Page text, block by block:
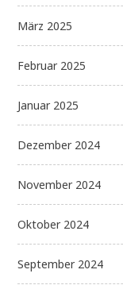
März 2025
Februar 2025
Januar 2025
Dezember 2024
November 2024
Oktober 2024
September 2024